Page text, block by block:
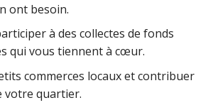
ont besoin.
à des collectes de fonds
qui vous tiennent à cœur.
commerces locaux et contribuer
votre quartier.